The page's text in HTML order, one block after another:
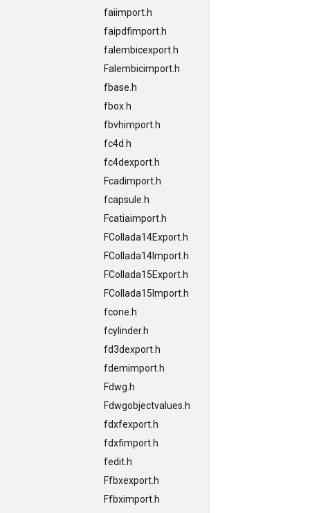
faiimport.h
faipdfimport.h
falembicexport.h
Falembicimport.h
fbase.h
fbox.h
fbvhimport.h
fc4d.h
fc4dexport.h
Fcadimport.h
fcapsule.h
Fcatiaimport.h
FCollada14Export.h
FCollada14Import.h
FCollada15Export.h
FCollada15Import.h
fcone.h
fcylinder.h
fd3dexport.h
fdemimport.h
Fdwg.h
Fdwgobjectvalues.h
fdxfexport.h
fdxfimport.h
fedit.h
Ffbxexport.h
Ffbximport.h